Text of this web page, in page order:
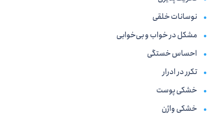
نوسانات خلقی
مشکل در خواب و بی‌­خوابی
احساس خستگی
تکرر در ادرار
خشکی پوست
خشکی واژن